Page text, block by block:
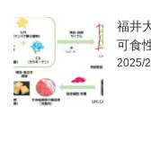
福井
可食
2025/